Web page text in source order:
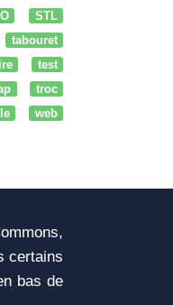
STL
tabouret
test
troc
web
certains
bas de